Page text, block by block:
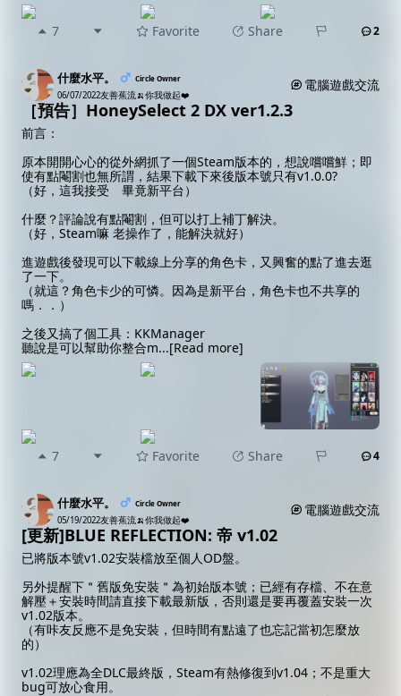
7 Favorite Share 2
什麼水平。 Circle Owner
06/07/2022友善蕉流🍌你我做起❤️
電腦遊戲交流
［預告］HoneySelect 2 DX ver1.2.3
前言：
原本開開心心的從外網抓了一個Steam版本的，想說嚐嚐鮮；即
使有點閹割也無所謂，結果下載下來後版本號只有v1.0.0?
（好，這我接受 畢竟新平台）
什麼？評論說有點閹割，但可以打上補丁解決。
（好，Steam嘛 老操作了，能解決就好）
進遊戲後發現可以下載線上分享的角色卡，又興奮的點了進去逛
了一下。
（就這？角色卡少的可憐。因為是新平台，角色卡也不共享的
嗎．．）
之後又搞了個工具：KKManager
聽說是可以幫助你整合m...[Read more]
7 Favorite Share 4
什麼水平。 Circle Owner
05/19/2022友善蕉流🍌你我做起❤️
電腦遊戲交流
[更新]BLUE REFLECTION: 帝 v1.02
已將版本號v1.02安裝檔放至個人OD盤。
另外提醒下＂舊版免安裝＂為初始版本號；已經有存檔、不在意
解壓＋安裝時間請直接下載最新版，否則還是要再覆蓋安裝一次
v1.02版本。
（有咔友反應不是免安裝，但時間有點遠了也忘記當初怎麼放
的）
v1.02理應為全DLC最終版，Steam有熱修復到v1.04；不是重大
bug可放心食用。